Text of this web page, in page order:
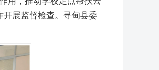
开展监督检查。寻甸县委